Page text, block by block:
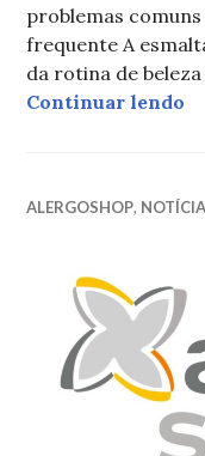
problemas
frequente A
da rotina de
Continuar lendo
ALERGOSHOP,